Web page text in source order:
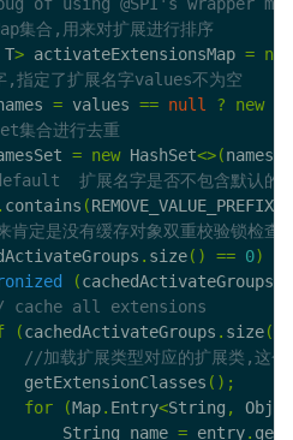
T> activateExtensionsMap = new
= values == null ? new
= new HashSet<>(names
. contains (REMOVE_VALUE_PREFIX
. size() == 0)
(cachedActivateGroups
(cachedActivateGroups . size()
getExtensionClasses
();
for
(Map. Entry<String ,
String name
= entry.